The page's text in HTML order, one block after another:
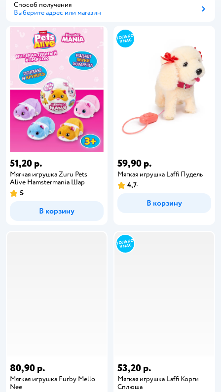
Способ получения
Выберите адрес или магазин
51,20 р.
Мягкая игрушка Zuru Pets
Alive Hamstermania Шар
5
В корзину
59,90 р.
Мягкая игрушка Laffi Пудель
4,7
В корзину
80,90 р.
Мягкая игрушка Furby Mello
Nee
53,20 р.
Мягкая игрушка Laffi Корги
Сплюша